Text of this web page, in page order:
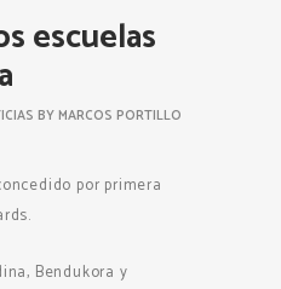
escuelas
BYMARCOS PORTILLO
por primera
Bendukora y